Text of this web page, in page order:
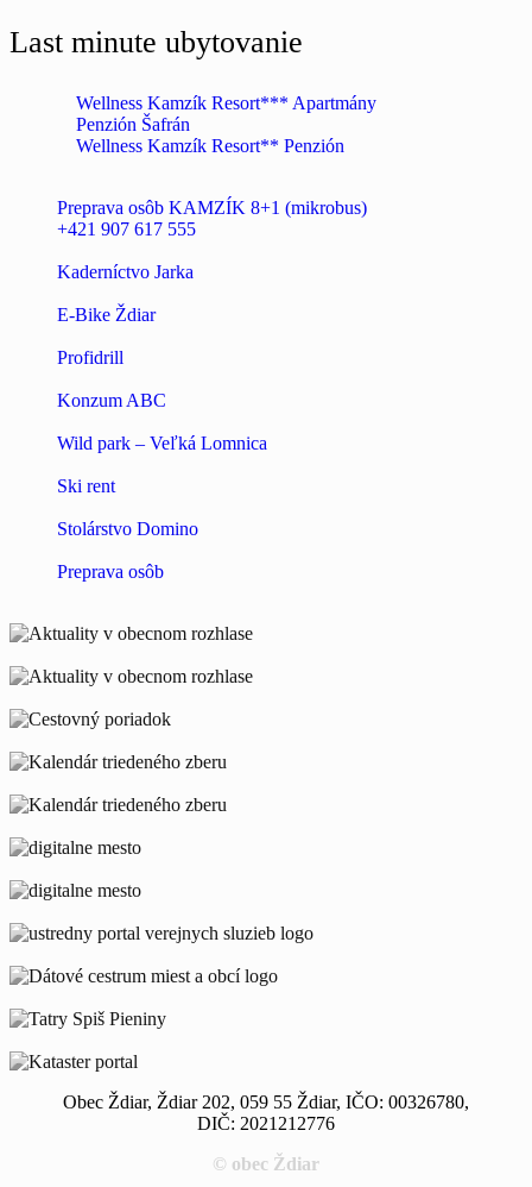
Last minute ubytovanie
Wellness Kamzík Resort*** Apartmány
Penzión Šafrán
Wellness Kamzík Resort** Penzión
Preprava osôb KAMZÍK 8+1 (mikrobus)
+421 907 617 555
Kaderníctvo Jarka
E-Bike Ždiar
Profidrill
Konzum ABC
Wild park – Veľká Lomnica
Ski rent
Stolárstvo Domino
Preprava osôb
Obec Ždiar, Ždiar 202, 059 55 Ždiar, IČO: 00326780,
DIČ: 2021212776
© obec Ždiar